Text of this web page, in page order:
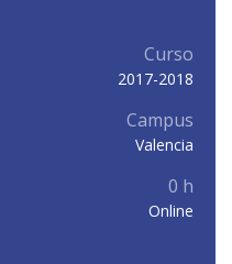
Curso
2017-2018
Campus
Valencia
0 h
Online